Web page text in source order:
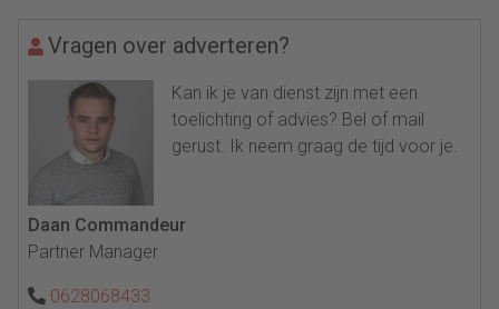
Vragen over adverteren?
Kan ik je van dienst zijn met een
toelichting of advies? Bel of mail
gerust. Ik neem graag de tijd voor je.
Daan Commandeur
Partner Manager
0628068433